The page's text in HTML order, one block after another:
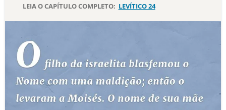
DEVOCIONAL DIÁRIO
ESTUDOS BÍBLICOS
ESBOÇOS DE PREGAÇÃO
LEIA O CAPÍTULO COMPLETO: LEVÍTICO 24